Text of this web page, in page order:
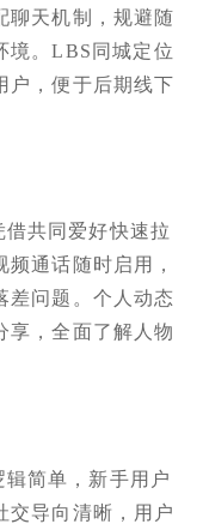
聊天机制，规避随
境。LBS同城定位
户，便于后期线下
共同爱好快速拉
通话随时启用，
差问题。个人动态
享，全面了解人物
简单，新手用户
交导向清晰，用户